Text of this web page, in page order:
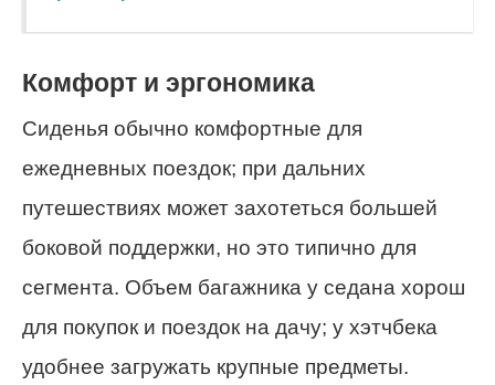
Комфорт и эргономика
Сиденья обычно комфортные для
ежедневных поездок; при дальних
путешествиях может захотеться большей
боковой поддержки, но это типично для
сегмента. Объем багажника у седана хорош
для покупок и поездок на дачу; у хэтчбека
удобнее загружать крупные предметы.